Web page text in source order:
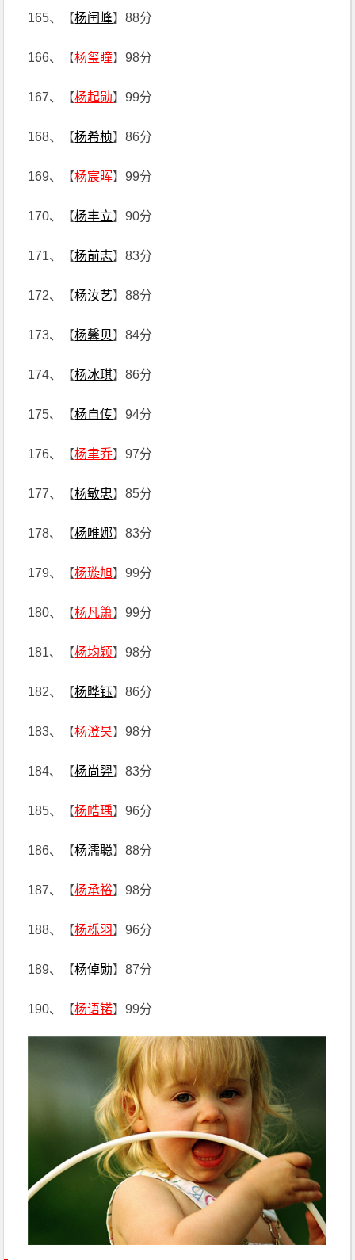
165、【杨闰峰】88分
166、【杨玺瞳】98分
167、【杨起勋】99分
168、【杨希桢】86分
169、【杨宸晖】99分
170、【杨丰立】90分
171、【杨前志】83分
172、【杨汝艺】88分
173、【杨馨贝】84分
174、【杨冰琪】86分
175、【杨自传】94分
176、【杨聿乔】97分
177、【杨敏忠】85分
178、【杨唯娜】83分
179、【杨璇旭】99分
180、【杨凡箫】99分
181、【杨均颖】98分
182、【杨晔钰】86分
183、【杨澄昊】98分
184、【杨尚羿】83分
185、【杨皓瑀】96分
186、【杨濡聪】88分
187、【杨承裕】98分
188、【杨栎羽】96分
189、【杨倬勋】87分
190、【杨语锘】99分